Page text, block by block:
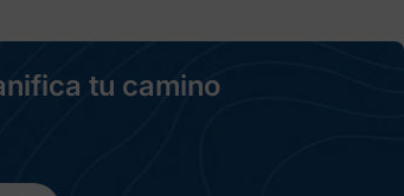
tu camino